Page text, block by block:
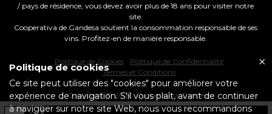
/ pays de résidence, vous devez avoir plus de 18 ans pour visiter notre
site.
Cooperativa de Gandesa soutient la consommation responsable de ses
vins. Profitez-en de manière responsable.
Politique de Cookies
Politique de Confidentialité
Termes et Conditions
Copyright ©2026, Cooperativa Gandesa
Politique de cookies
Ce site peut utiliser des "cookies" pour améliorer votre
expérience de navigation. S'il vous plaît, avant de continuer
à naviguer sur notre site Web, nous vous recommandons